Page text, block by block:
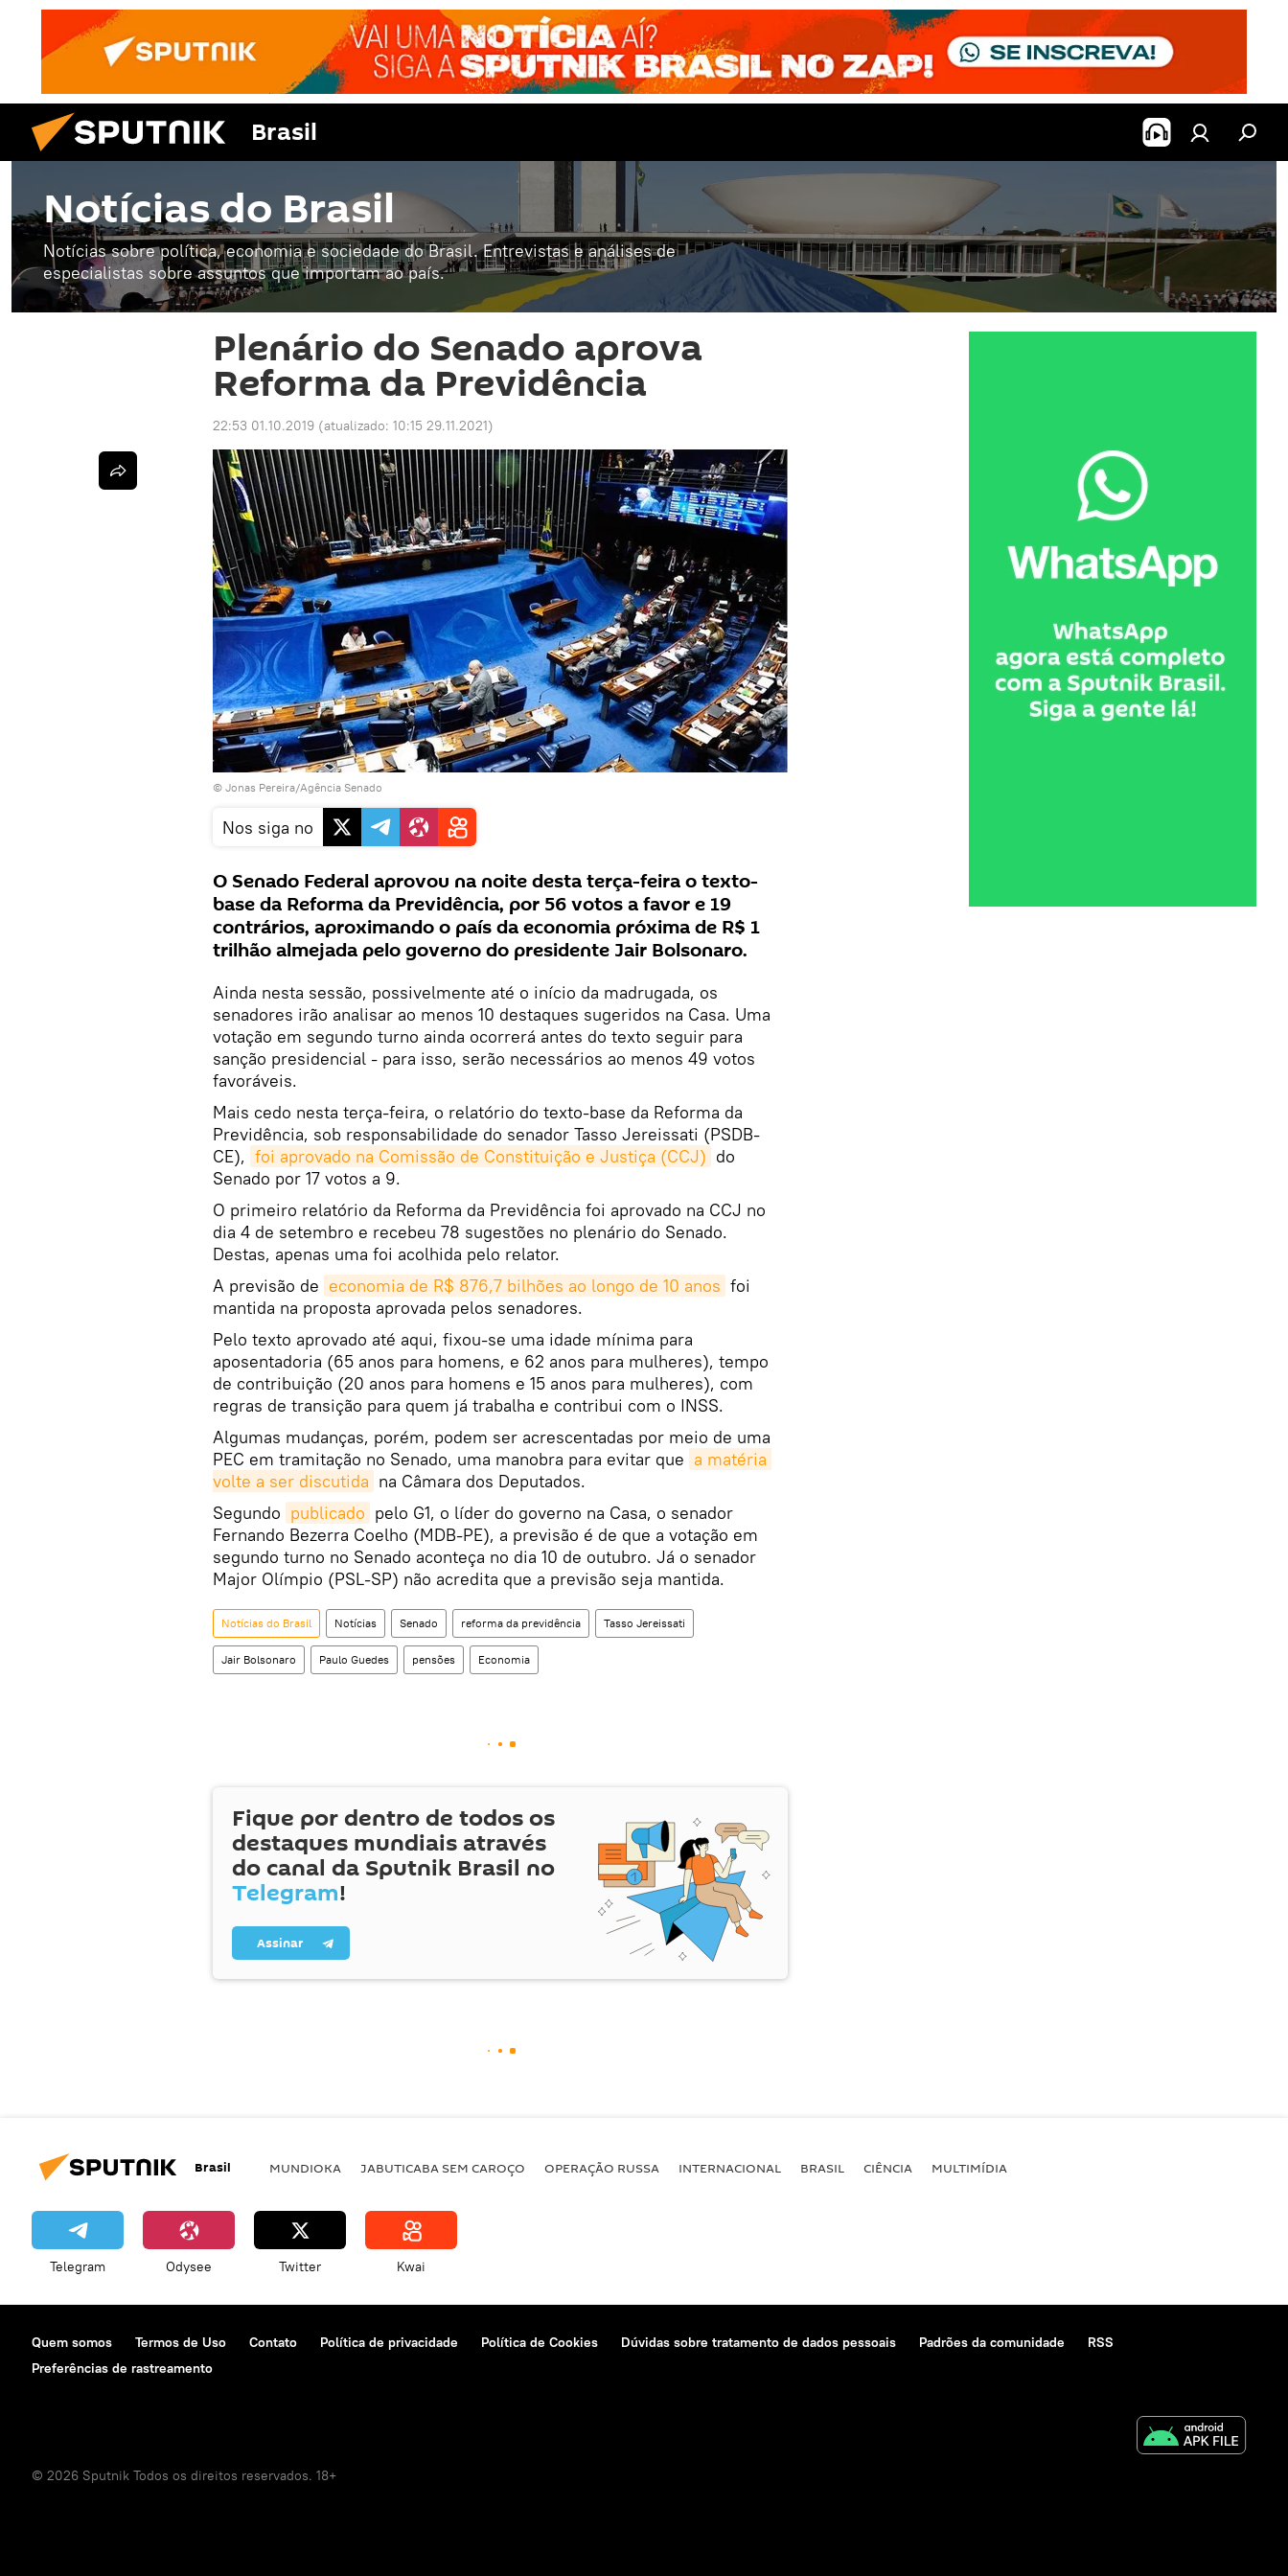
Brasil
Notícias do Brasil
Notícias sobre política, economia e sociedade do Brasil. Entrevistas e análises de
especialistas sobre assuntos que importam ao país.
Plenário do Senado aprova
Reforma da Previdência
22:53 01.10.2019 (atualizado: 10:15 29.11.2021)
© Jonas Pereira/Agência Senado
Nos siga no
O Senado Federal aprovou na noite desta terça-feira o texto-
base da Reforma da Previdência, por 56 votos a favor e 19
contrários, aproximando o país da economia próxima de R$ 1
trilhão almejada pelo governo do presidente Jair Bolsonaro.
Ainda nesta sessão, possivelmente até o início da madrugada, os
senadores irão analisar ao menos 10 destaques sugeridos na Casa. Uma
votação em segundo turno ainda ocorrerá antes do texto seguir para
sanção presidencial - para isso, serão necessários ao menos 49 votos
favoráveis.
Mais cedo nesta terça-feira, o relatório do texto-base da Reforma da
Previdência, sob responsabilidade do senador Tasso Jereissati (PSDB-
CE), foi aprovado na Comissão de Constituição e Justiça (CCJ) do
Senado por 17 votos a 9.
O primeiro relatório da Reforma da Previdência foi aprovado na CCJ no
dia 4 de setembro e recebeu 78 sugestões no plenário do Senado.
Destas, apenas uma foi acolhida pelo relator.
A previsão de economia de R$ 876,7 bilhões ao longo de 10 anos foi
mantida na proposta aprovada pelos senadores.
Pelo texto aprovado até aqui, fixou-se uma idade mínima para
aposentadoria (65 anos para homens, e 62 anos para mulheres), tempo
de contribuição (20 anos para homens e 15 anos para mulheres), com
regras de transição para quem já trabalha e contribui com o INSS.
Algumas mudanças, porém, podem ser acrescentadas por meio de uma
PEC em tramitação no Senado, uma manobra para evitar que a matéria
volte a ser discutida na Câmara dos Deputados.
Segundo publicado pelo G1, o líder do governo na Casa, o senador
Fernando Bezerra Coelho (MDB-PE), a previsão é de que a votação em
segundo turno no Senado aconteça no dia 10 de outubro. Já o senador
Major Olímpio (PSL-SP) não acredita que a previsão seja mantida.
Notícias do Brasil Notícias Senado reforma da previdência Tasso Jereissati
Jair Bolsonaro Paulo Guedes pensões Economia
Fique por dentro de todos os
destaques mundiais através
do canal da Sputnik Brasil no
Telegram!
Assinar
Brasil MUNDIOKA JABUTICABA SEM CAROÇO OPERAÇÃO RUSSA INTERNACIONAL BRASIL CIÊNCIA MULTIMÍDIA
Telegram Odysee Twitter Kwai
Quem somos Termos de Uso Contato Política de privacidade Política de Cookies Dúvidas sobre tratamento de dados pessoais Padrões da comunidade
RSS
Preferências de rastreamento
© 2026 Sputnik Todos os direitos reservados. 18+